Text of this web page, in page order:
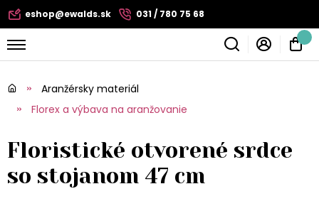
eshop@ewalds.sk 031 / 780 75 68
Aranžérsky materiál
Florex a výbava na aranžovanie
Floristické otvorené srdce
so stojanom 47 cm